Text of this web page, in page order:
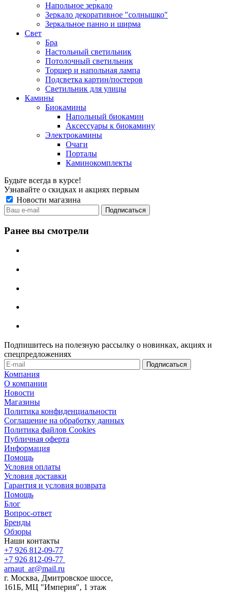
Напольное зеркало
Зеркало декоративное "солнышко"
Зеркальное панно и ширма
Свет
Бра
Настольный светильник
Потолочный светильник
Торшер и напольная лампа
Подсветка картин/постеров
Светильник для улицы
Камины
Биокамины
Напольный биокамин
Аксессуары к биокамину
Электрокамины
Очаги
Порталы
Каминокомплекты
Будьте всегда в курсе!
Узнавайте о скидках и акциях первым
Новости магазина
Ранее вы смотрели
Подпишитесь на полезную рассылку о новинках, акциях и
спецпредложениях
Компания
О компании
Новости
Магазины
Политика конфиденциальности
Соглашение на обработку данных
Политика файлов Cookies
Публичная оферта
Информация
Помощь
Условия оплаты
Условия доставки
Гарантия и условия возврата
Помощь
Блог
Вопрос-ответ
Бренды
Обзоры
Наши контакты
+7 926 812-09-77
+7 926 812-09-77
arnaut_ar@mail.ru
г. Москва, Дмитровское шоссе,
161Б, МЦ "Империя", 1 этаж